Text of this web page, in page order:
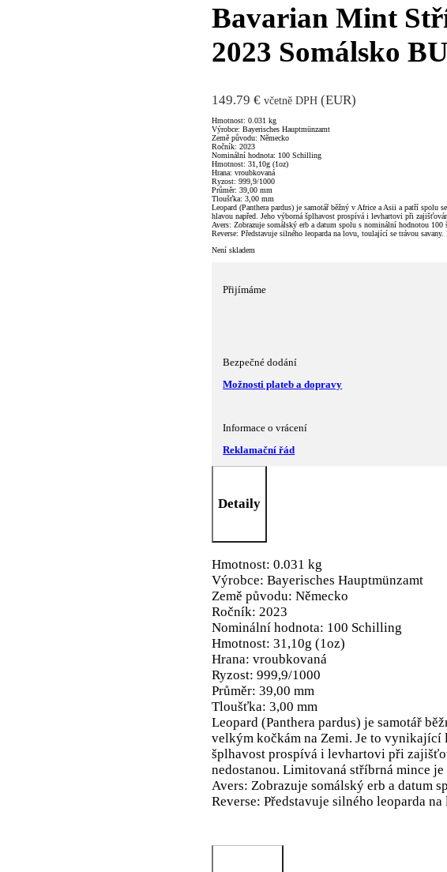
Bavarian Mint
2023 Somálsko
149.79€ včetně DPH (EUR)
Hmotnost: 0.031 kg
Výrobce: Bayerisches Hauptmünzamt
Země původu: Německo
Ročník: 2023
Nominální hodnota: 100 Schilling
Hmotnost: 31,10g (1oz)
Hrana: vroubkovaná
Ryzost: 999,9/1000
Průměr: 39,00 mm
Tloušťka: 3,00 mm
Leopard (Panthera pardus) je samotář běžný v Africe a Asii a patří
hlavou napřed. Jeho výborná šplhavost prospívá i levhartovi při
Avers: Zobrazuje somálský erb a datum spolu s nominální hodnotou
Reverse: Představuje silného leoparda na lovu, toulající se trávou
Není skladem
Přijímáme
Bezpečné dodání
Možnosti plateb a dopravy
Informace o vrácení
Reklamační řád
Detaily
Hmotnost: 0.031 kg
Výrobce: Bayerisches Hauptmünzamt
Země původu: Německo
Ročník: 2023
Nominální hodnota: 100 Schilling
Hmotnost: 31,10g (1oz)
Hrana: vroubkovaná
Ryzost: 999,9/1000
Průměr: 39,00 mm
Tloušťka: 3,00 mm
Leopard (Panthera pardus) je samotář
velkým kočkám na Zemi. Je to vynikající
šplhavost prospívá i levhartovi při
nedostanou. Limitovaná stříbrná mince
Avers: Zobrazuje somálský erb a datum
Reverse: Představuje silného leoparda